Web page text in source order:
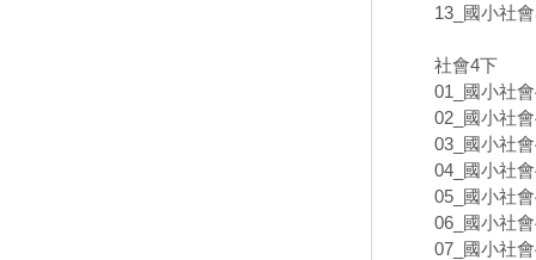
13_國小社
社會4下
01_國小社
02_國小社
03_國小社
04_國小社
05_國小社
06_國小社
07_國小社